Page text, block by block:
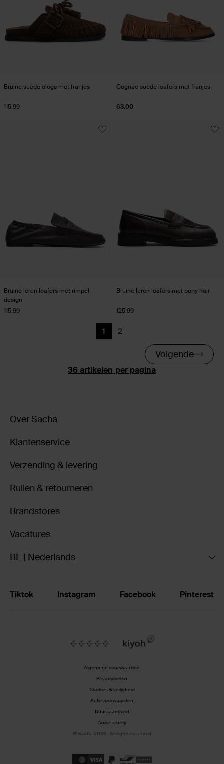
Bruine suède clogs met franjes
115.99
Cognac suède loafers met franjes
63.00
Bruine leren loafers met rimpel
design
115.99
Bruine leren loafers met pony hair
125.99
per pagina
Huidige pagina
1
Vorige
2
Volgende
Over Sacha
Klantenservice
Verzending & levering
Ruilen & retourneren
Brandstores
Vacatures
BE | Nederlands
Tiktok Instagram Facebook Pinterest
Algemene voorwaarden
Privacybeleid
Cookies & veiligheid
Actievoorwaarden
Duurzaamheid
Accessibility
© Sacha 2026 | All rights reserved